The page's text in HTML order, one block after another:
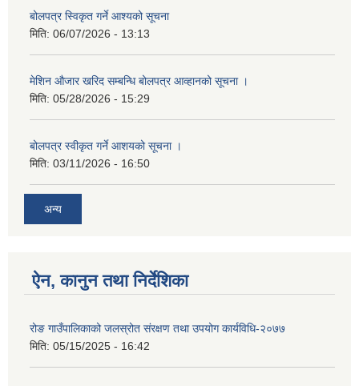
बोलपत्र स्विकृत गर्ने आश्यको सूचना
मिति: 06/07/2026 - 13:13
मेशिन औजार खरिद सम्बन्धि बोलपत्र आव्हानको सूचना ।
मिति: 05/28/2026 - 15:29
बोलपत्र स्वीकृत गर्ने आशयको सूचना ।
मिति: 03/11/2026 - 16:50
अन्य
ऐन, कानुन तथा निर्देशिका
रोङ गाउँपालिकाको जलस्रोत संरक्षण तथा उपयोग कार्यविधि-२०७७
मिति: 05/15/2025 - 16:42